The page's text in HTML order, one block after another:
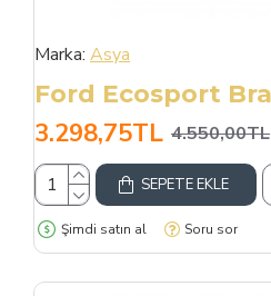
Marka: Asya
3.298,75TL 4.550,00TL
SEPETE EKLE
Şimdi satın al Soru sor